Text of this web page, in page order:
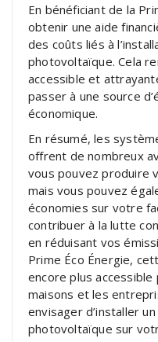
En bénéficiant de la
obtenir une aide
des coûts liés à
photovoltaïque. Cela
accessible et
passer à une source
économique.
En résumé, les
offrent de nombreux
vous pouvez produire
mais vous pouvez
économies sur votre
contribuer à la lutte
en réduisant vos
Prime Éco Énergie,
encore plus
maisons et les
envisager d’installer
photovoltaïque sur